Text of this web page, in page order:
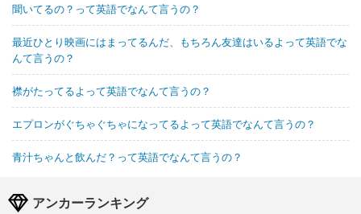
聞いてるの？って英語でなんて言うの？
最近ひとり映画にはまってるんだ、もちろん友達はいるよって英語でな
んて言うの？
襟がたってるよって英語でなんて言うの？
エプロンがぐちゃぐちゃになってるよって英語でなんて言うの？
青汁ちゃんと飲んだ？って英語でなんて言うの？
アンカーランキング